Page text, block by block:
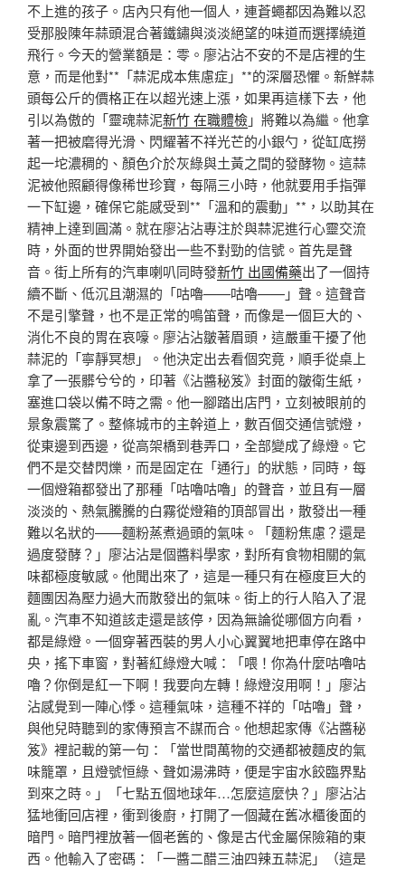
不上進的孩子。店內只有他一個人，連蒼蠅都因為難以忍
受那股陳年蒜頭混合著鐵鏽與淡淡絕望的味道而選擇繞道
飛行。今天的營業額是：零。廖沾沾不安的不是店裡的生
意，而是他對**「蒜泥成本焦慮症」**的深層恐懼。新鮮蒜
頭每公斤的價格正在以超光速上漲，如果再這樣下去，他
引以為傲的「靈魂蒜泥新竹 在職體檢」將難以為繼。他拿
著一把被磨得光滑、閃耀著不祥光芒的小銀勺，從缸底撈
起一坨濃稠的、顏色介於灰綠與土黃之間的發酵物。這蒜
泥被他照顧得像稀世珍寶，每隔三小時，他就要用手指彈
一下缸邊，確保它能感受到**「溫和的震動」**，以助其在
精神上達到圓滿。就在廖沾沾專注於與蒜泥進行心靈交流
時，外面的世界開始發出一些不對勁的信號。首先是聲
音。街上所有的汽車喇叭同時發新竹 出國備藥出了一個持
續不斷、低沉且潮濕的「咕嚕——咕嚕——」聲。這聲音
不是引擎聲，也不是正常的鳴笛聲，而像是一個巨大的、
消化不良的胃在哀嚎。廖沾沾皺著眉頭，這嚴重干擾了他
蒜泥的「寧靜冥想」。他決定出去看個究竟，順手從桌上
拿了一張髒兮兮的，印著《沾醬秘笈》封面的皺衛生紙，
塞進口袋以備不時之需。他一腳踏出店門，立刻被眼前的
景象震驚了。整條城市的主幹道上，數百個交通信號燈，
從東邊到西邊，從高架橋到巷弄口，全部變成了綠燈。它
們不是交替閃爍，而是固定在「通行」的狀態，同時，每
一個燈箱都發出了那種「咕嚕咕嚕」的聲音，並且有一層
淡淡的、熱氣騰騰的白霧從燈箱的頂部冒出，散發出一種
難以名狀的——麵粉蒸煮過頭的氣味。「麵粉焦慮？還是
過度發酵？」廖沾沾是個醬料學家，對所有食物相關的氣
味都極度敏感。他聞出來了，這是一種只有在極度巨大的
麵團因為壓力過大而散發出的氣味。街上的行人陷入了混
亂。汽車不知道該走還是該停，因為無論從哪個方向看，
都是綠燈。一個穿著西裝的男人小心翼翼地把車停在路中
央，搖下車窗，對著紅綠燈大喊：「喂！你為什麼咕嚕咕
嚕？你倒是紅一下啊！我要向左轉！綠燈沒用啊！」廖沾
沾感覺到一陣心悸。這種氣味，這種不祥的「咕嚕」聲，
與他兒時聽到的家傳預言不謀而合。他想起家傳《沾醬秘
笈》裡記載的第一句：「當世間萬物的交通都被麵皮的氣
味籠罩，且燈號恒綠、聲如湯沸時，便是宇宙水餃臨界點
到來之時。」「七點五個地球年…怎麼這麼快？」廖沾沾
猛地衝回店裡，衝到後廚，打開了一個藏在舊冰櫃後面的
暗門。暗門裡放著一個老舊的、像是古代金屬保險箱的東
西。他輸入了密碼：「一醬二醋三油四辣五蒜泥」（這是